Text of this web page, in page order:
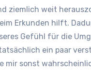
ziemlich weit
Erkunden hilft.
Gefühl für die
ein paar
mir sonst